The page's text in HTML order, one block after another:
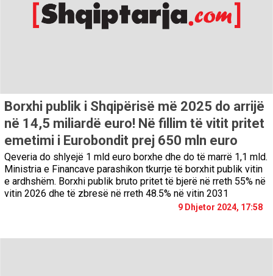
Borxhi publik i Shqipërisë më 2025 do arrijë
në 14,5 miliardë euro! Në fillim të vitit pritet
emetimi i Eurobondit prej 650 mln euro
Qeveria do shlyejë 1 mld euro borxhe dhe do të marrë 1,1 mld.
Ministria e Financave parashikon tkurrje të borxhit publik vitin
e ardhshëm. Borxhi publik bruto pritet të bjerë në rreth 55% në
vitin 2026 dhe të zbresë në rreth 48.5% në vitin 2031
9 Dhjetor 2024, 17:58